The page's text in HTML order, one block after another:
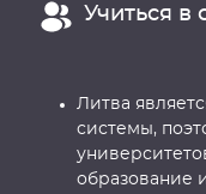
Учиться в
Литва
системы,
образование